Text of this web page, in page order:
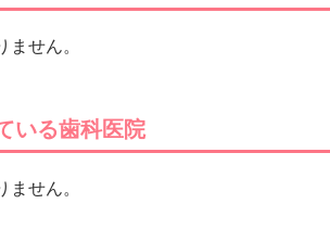
ません。
いる歯科医院
ません。